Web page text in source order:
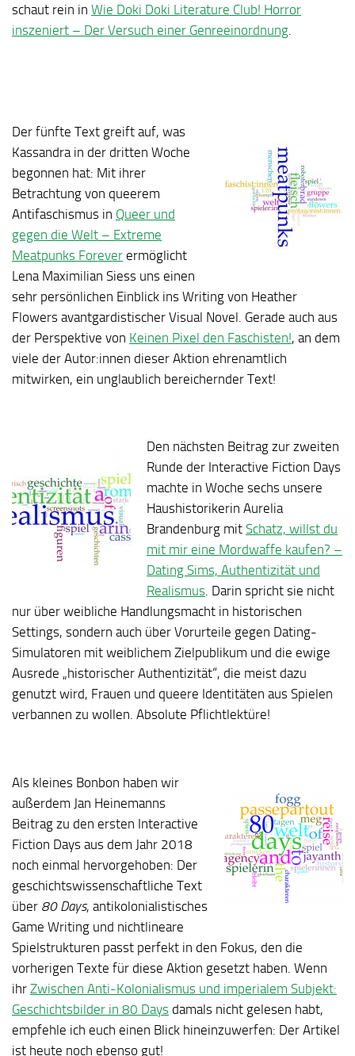
schaut rein in Wie Doki Doki Literature Club! Horror
inszeniert – Der Versuch einer Genreeinordnung
Der fünfte Text greift auf, was
Kassandra in der dritten Woche
begonnen hat: Mit ihrer
Betrachtung von queerem
Antifaschismus in Queer und
gegen die Welt – Extreme
Meatpunks Forever ermöglicht
Lena Maximilian Siess uns einen
sehr persönlichen Einblick ins Writing von Heather
Flowers avantgardistischer Visual Novel. Gerade auch aus
der Perspektive von Keinen Pixel den Faschisten!, an dem
viele der Autor:innen dieser Aktion ehrenamtlich
mitwirken, ein unglaublich bereichernder Text!
Den nächsten Beitrag zur zweiten
Runde der Interactive Fiction Days
machte in Woche sechs unsere
Haushistorikerin Aurelia
Brandenburg mit Schatz, willst du
mit mir eine Mordwaffe kaufen? –
Dating Sims, Authentizität und
Realismus. Darin spricht sie nicht
nur über weibliche Handlungsmacht in historischen
Settings, sondern auch über Vorurteile gegen Dating-
Simulatoren mit weiblichem Zielpublikum und die ewige
Ausrede „historischer Authentizität“, die meist dazu
genutzt wird, Frauen und queere Identitäten aus Spielen
verbannen zu wollen. Absolute Pflichtlektüre!
Als kleines Bonbon haben wir
außerdem Jan Heinemanns
Beitrag zu den ersten Interactive
Fiction Days aus dem Jahr 2018
noch einmal hervorgehoben: Der
geschichtswissenschaftliche Text
über 80 Days, antikolonialistisches
Game Writing und nichtlineare
Spielstrukturen passt perfekt in den Fokus, den die
vorherigen Texte für diese Aktion gesetzt haben. Wenn
ihr Zwischen Anti-Kolonialismus und imperialem Subjekt:
Geschichtsbilder in 80 Days damals nicht gelesen habt,
empfehle ich euch einen Blick hineinzuwerfen: Der Artikel
ist heute noch ebenso gut!